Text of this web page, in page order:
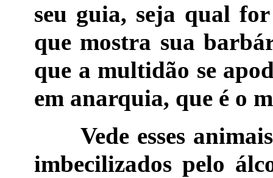
seu guia, seja qual
que mostra sua
que a multidão se
em anarquia, que é o
Vede esses animais
imbecilizados pelo